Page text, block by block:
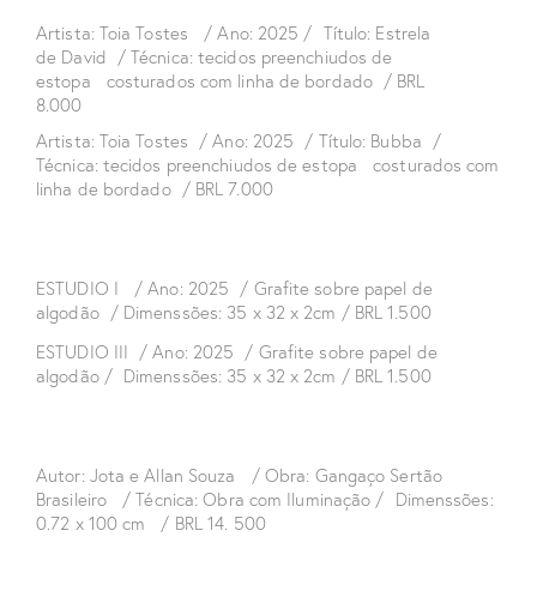
Artista: Toia Tostes / Ano: 2025 / Título: Estrela
de David / Técnica: tecidos preenchiudos de
estopa costurados com linha de bordado / BRL
8.000
Artista: Toia Tostes / Ano: 2025 / Título: Bubba /
Técnica: tecidos preenchiudos de estopa costurados com
linha de bordado / BRL 7.000
ESTUDIO I / Ano: 2025 / Grafite sobre papel de
algodão / Dimenssões: 35 x 32 x 2cm / BRL 1.500
ESTUDIO III / Ano: 2025 / Grafite sobre papel de
algodão / Dimenssões: 35 x 32 x 2cm / BRL 1.500
Autor: Jota e Allan Souza / Obra: Gangaço Sertão
Brasileiro / Técnica: Obra com Iluminação / Dimenssões:
0.72 x 100 cm / BRL 14. 500